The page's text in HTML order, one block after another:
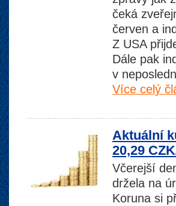
čeká
červen a
Z USA
Dále pak
v
Více celý
Aktuální
20,29
Včerejší
držela na
Koruna si